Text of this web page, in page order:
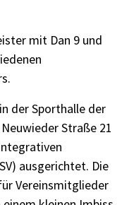
mit Dan 9 und
der Sporthalle der
Straße 21
ausgerichtet. Die
Vereinsmitglieder